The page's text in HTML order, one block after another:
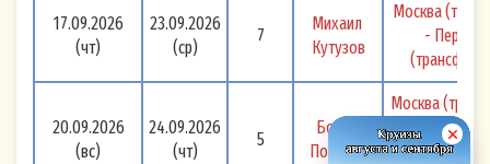
17.09.2026
(чт)
23.09.2026
(ср)
7
Михаил
Кутузов
Москва
- Пермь -
20.09.2026
(вс)
24.09.2026
(чт)
5
Борис
Полевой
Москва
Новгород
Нижнекамск